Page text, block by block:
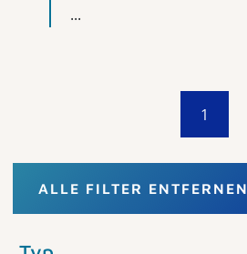
...
1
ALLE FILTER ENTFERNEN